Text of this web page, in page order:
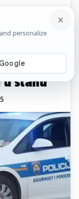
Komentari
opečen
u stanu